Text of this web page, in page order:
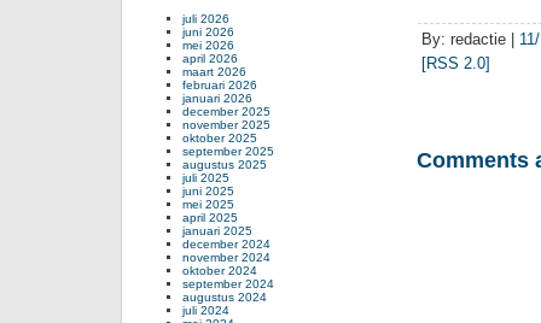
By: redactie |
[RSS 2.0]
Comments
juli 2026
juni 2026
mei 2026
april 2026
maart 2026
februari 2026
januari 2026
december 2025
november 2025
oktober 2025
september 2025
augustus 2025
juli 2025
juni 2025
mei 2025
april 2025
januari 2025
december 2024
november 2024
oktober 2024
september 2024
augustus 2024
juli 2024